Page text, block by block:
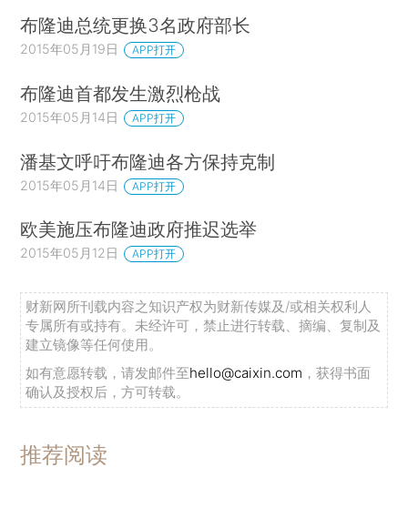
布隆迪总统更换3名政府部长
2015年05月19日 APP打开
布隆迪首都发生激烈枪战
2015年05月14日 APP打开
潘基文呼吁布隆迪各方保持克制
2015年05月14日 APP打开
欧美施压布隆迪政府推迟选举
2015年05月12日 APP打开
财新网所刊载内容之知识产权为财新传媒及/或相关权利人
专属所有或持有。未经许可，禁止进行转载、摘编、复制及
建立镜像等任何使用。
如有意愿转载，请发邮件至hello@caixin.com ，获得书面
确认及授权后，方可转载。
推荐阅读